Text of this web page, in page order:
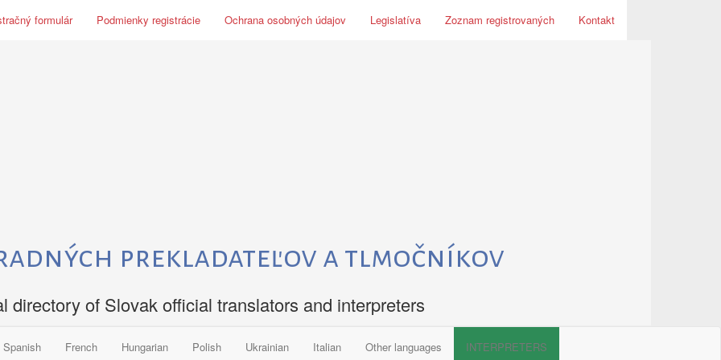
formulár Podmienky registrácie Ochrana osobných údajov Legislatíva Zoznam registrovaných Kontakt
prekladateľov a tlmočníkov
directory of Slovak official translators and interpreters
Spanish French Hungarian Polish Ukrainian Italian Other languages INTERPRETERS